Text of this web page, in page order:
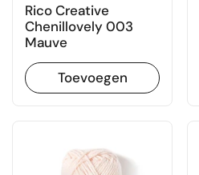
Rico Creative
Chenillovely 003
Mauve
Toevoegen